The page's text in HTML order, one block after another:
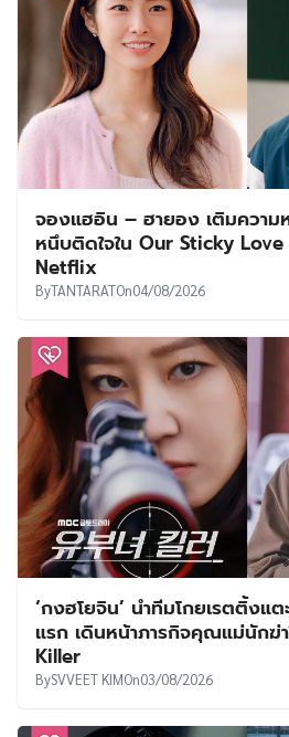
จองแฮอิน – ฮายอง เติมความ
หนึบติดใจใน Our Sticky
Netflix
ByTANTARATOn04/08/2026
‘กงฮโยจิน’ นำทีมโกยเรตติ้ง
แรก เดินหน้าภารกิจคุณแม่นักฆ่
Killer
BySVVEET KIMOn03/08/2026